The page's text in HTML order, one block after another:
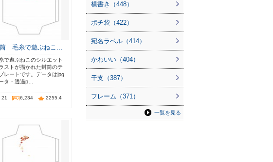
毛糸で遊ぶねこ…
で遊ぶねこのシルエット
ストが描かれた封筒のテ
レートです。データはjpg
タ・透過p…
21 6,234 2255.4
横書き（448）
ポチ袋（422）
宛名ラベル（414）
かわいい（404）
干支（387）
フレーム（371）
一覧を見る